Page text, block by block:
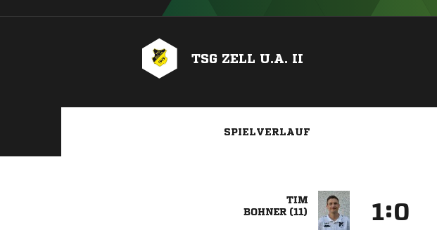
TSG ZELL U.A. II
SPIELVERLAUF

 
: